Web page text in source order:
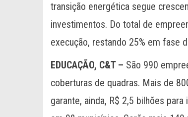
transição energética segue
investimentos. Do total de
execução, restando 25% em fase
EDUCAÇÃO, C&T – São 990
coberturas de quadras. Mais de
garante, ainda, R$ 2,5 bilhões